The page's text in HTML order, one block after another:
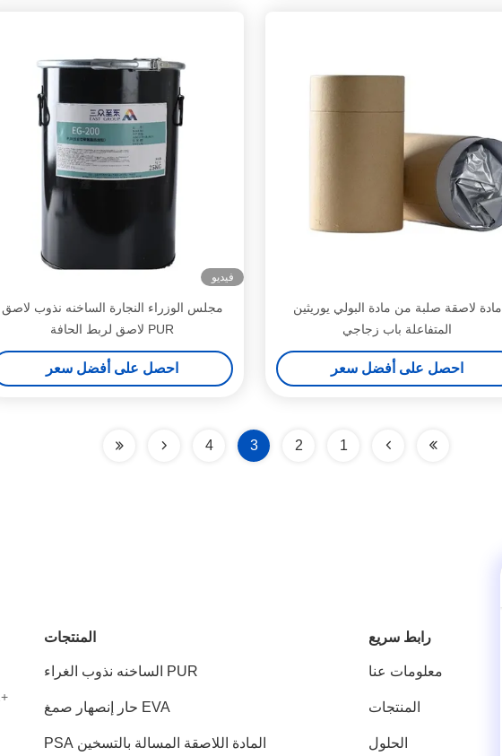
مادة لاصقة صلبة من مادة البولي يوريثين
المتفاعلة باب زجاجي
احصل على أفضل سعر
فيديو
مجلس الوزراء النجارة الساخنه نذوب لاصق
PUR لاصق لربط الحافة
احصل على أفضل سعر
1
2
3
4
رابط سريع
معلومات عنا
المنتجات
الحلول
المنتجات
PUR الساخنه نذوب الغراء
EVA حار إنصهار صمغ
المادة اللاصقة المسالة بالتسخين PSA
+86-18912490312